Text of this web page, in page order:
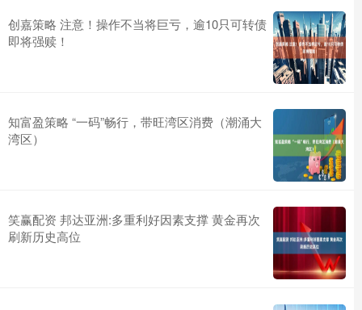
创嘉策略 注意！操作不当将巨亏，逾10只可转债
即将强赎！
知富盈策略 “一码”畅行，带旺湾区消费（潮涌大
湾区）
笑赢配资 邦达亚洲:多重利好因素支撑 黄金再次
刷新历史高位